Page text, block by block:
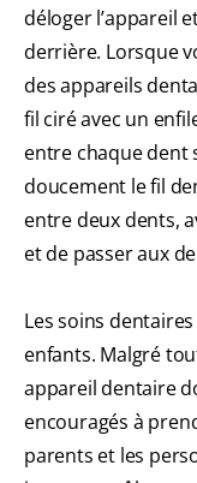
déloger l’appareil
derrière. Lorsque
des appareils
fil ciré avec un
entre chaque dent
doucement le fil
entre deux dents,
et de passer aux
Les soins
enfants. Malgré
appareil dentaire
encouragés à
parents et les